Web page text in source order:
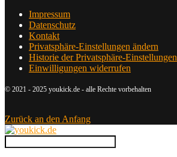
Impressum
Datenschutz
Kontakt
Privatsphäre-Einstellungen ändern
Historie der Privatsphäre-Einstellungen
Einwilligungen widerrufen
© 2021 - 2025 youkick.de - alle Rechte vorbehalten
Zurück an den Anfang